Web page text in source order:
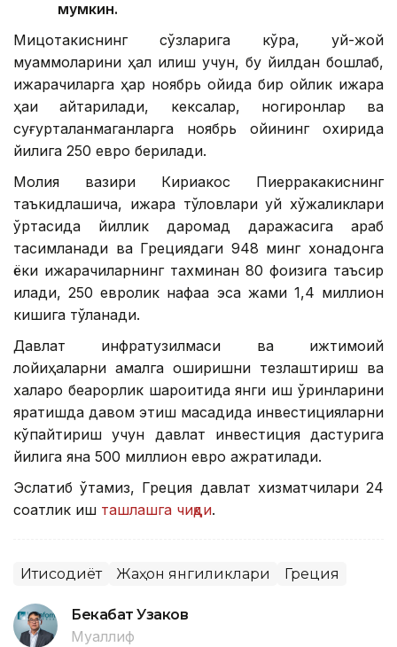
мумкин.
Мицотакиснинг сўзларига кўра, уй-жой
муаммоларини ҳал қилиш учун, бу йилдан бошлаб,
ижарачиларга ҳар ноябрь ойида бир ойлик ижара
ҳақи қайтарилади, кексалар, ногиронлар ва
суғурталанмаганларга ноябрь ойининг охирида
йилига 250 евро берилади.
Молия вазири Кириакос Пиерракакиснинг
таъкидлашича, ижара тўловлари уй хўжаликлари
ўртасида йиллик даромад даражасига қараб
тақсимланади ва Грециядаги 948 минг хонадонга
ёки ижарачиларнинг тахминан 80 фоизига таъсир
қилади, 250 евролик нафақа эса жами 1,4 миллион
кишига тўланади.
Давлат инфратузилмаси ва ижтимоий
лойиҳаларни амалга оширишни тезлаштириш ва
халқаро беқарорлик шароитида янги иш ўринларини
яратишда давом этиш мақсадида инвестицияларни
кўпайтириш учун давлат инвестиция дастурига
йилига яна 500 миллион евро ажратилади.
Эслатиб ўтамиз, Греция давлат хизматчилари 24
соатлик иш ташлашга чиқди.
Иқтисодиёт Жаҳон янгиликлари Греция
Бекабат Узаков
Муаллиф